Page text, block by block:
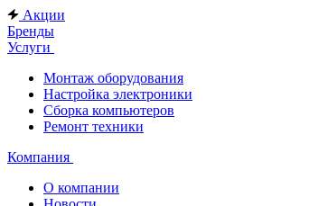
Акции
Бренды
Услуги
Монтаж оборудования
Настройка электроники
Сборка компьютеров
Ремонт техники
Компания
О компании